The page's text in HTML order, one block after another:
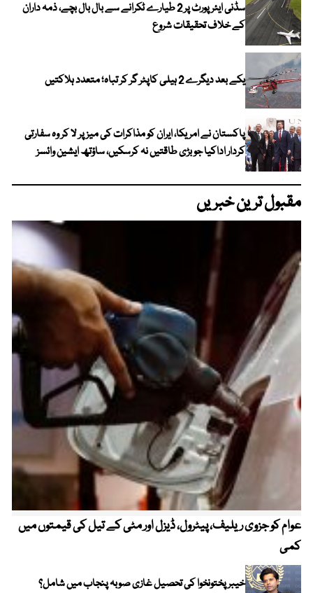
سڈنی ایئرپورٹ پر 2 طیارے ٹکرانے سے بال بال بچے، ذمہ داران
کے خلاف تحقیقات شروع
یکے بعد دیگرے 2 ہیلی کاپٹر گر کر تباہ؛ متعدد ہلاکتیں
پاکستان نے امریکا، ایران کو مذاکرات کی میز پر لا کر وہ سفارتی
کردار اداکیا جو بڑی طاقتیں نہ کرسکیں، ساؤتھ ایشین وائسز
مقبول ترین خبریں
عوام کو جزوی ریلیف، پیٹرول، ڈیزل اور مٹی کے تیل کی قیمتوں میں
کمی
خیبر پختونخوا کی تحصیل غازی صوبہ پنجاب میں شامل؟